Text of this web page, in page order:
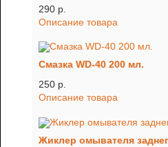
290 p.
Описание товара
Смазка WD-40 200 мл.
250 p.
Описание товара
Жиклер омывателя